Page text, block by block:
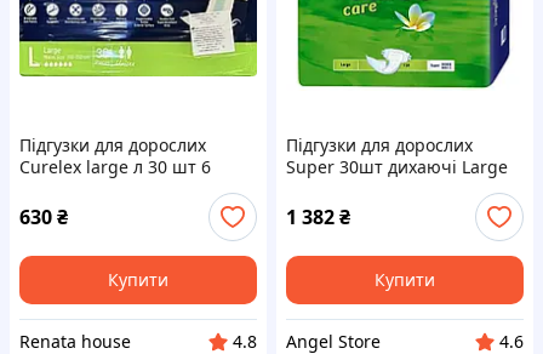
Підгузки для дорослих
Curelex large л 30 шт 6
630₴
Купити
Renata house
4.8
Підгузки для дорослих
Super 30шт дихаючі Large
1 382₴
Купити
Angel Store
4.6